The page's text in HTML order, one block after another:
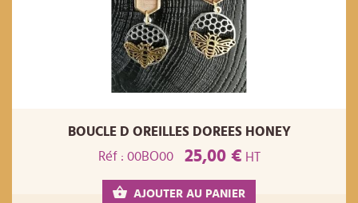
BOUCLE D OREILLES DOREES HONEY
Réf : 00BO00
25,00 € HT
AJOUTER AU PANIER